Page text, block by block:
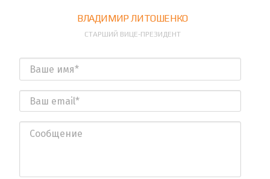
ВЛАДИМИР ЛИТОШЕНКО
СТАРШИЙ ВИЦЕ-ПРЕЗИДЕНТ